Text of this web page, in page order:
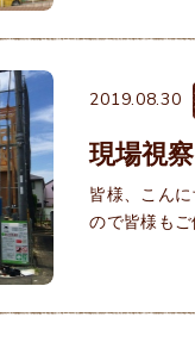
2019.08.30
現場視察
皆様、こん
ので皆様も